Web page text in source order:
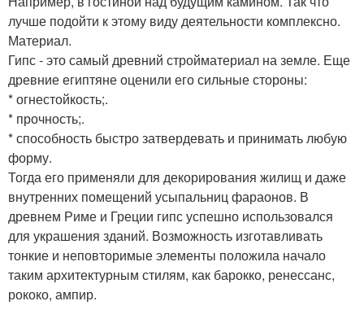
лучше подойти к этому виду деятельности комплексно.
Материал.
Гипс - это самый древний стройматериал на земле. Еще
древние египтяне оценили его сильные стороны:
* огнестойкость;.
* прочность;.
* способность быстро затвердевать и принимать любую
форму.
Тогда его применяли для декорирования жилищ и даже
внутренних помещений усыпальниц фараонов. В
древнем Риме и Греции гипс успешно использовался
для украшения зданий. Возможность изготавливать
тонкие и неповторимые элементы положила начало
таким архитектурным стилям, как барокко, ренессанс,
рококо, ампир.